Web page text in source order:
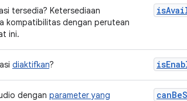
tersedia? Ketersediaan
kompatibilitas dengan perutean
ini.
diaktifkan?
dengan parameter yang